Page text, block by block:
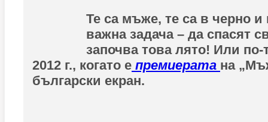
Те са мъже, те са в черно и
важна задача – да спасят
започва това лято! Или по-
2012 г., когато е премиерата на
български екран.